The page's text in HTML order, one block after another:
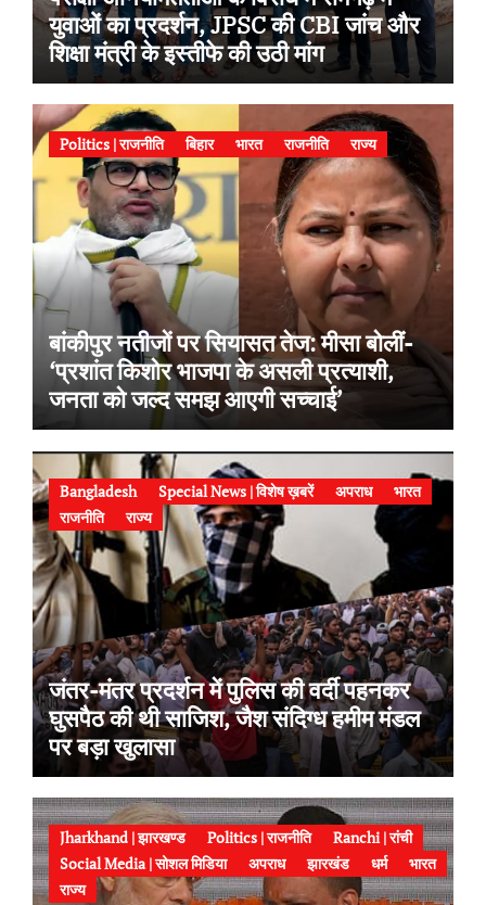
युवाओं का प्रदर्शन, JPSC की CBI जांच और
शिक्षा मंत्री के इस्तीफे की उठी मांग
Politics | राजनीति बिहार भारत राजनीति राज्य
बांकीपुर नतीजों पर सियासत तेज: मीसा बोलीं-
‘प्रशांत किशोर भाजपा के असली प्रत्याशी,
जनता को जल्द समझ आएगी सच्चाई’
Bangladesh Special News | विशेष ख़बरें अपराध
भारत
राजनीति
राज्य
जंतर-मंतर प्रदर्शन में पुलिस की वर्दी पहनकर
घुसपैठ की थी साजिश, जैश संदिग्ध हमीम मंडल
पर बड़ा खुलासा
Jharkhand | झारखण्ड Politics | राजनीति
Ranchi | रांची
Social Media | सोशल मिडिया
अपराध झारखंड धर्म
भारत
राज्य